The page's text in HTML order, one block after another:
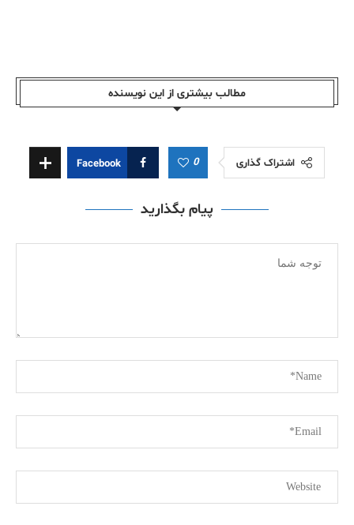
مطالب بیشتری از این نویسندە
اشتراک گذاری 0
Facebook
پیام بگذارید